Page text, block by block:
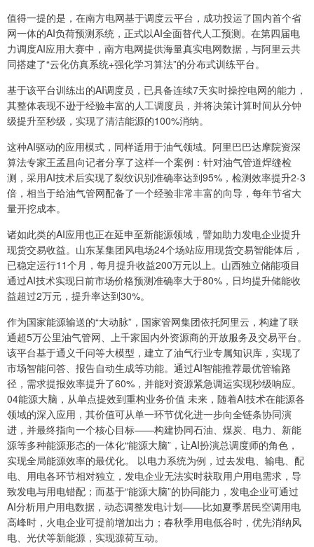
值得一提的是，在南方电网基于调度云平台，成功投运了国内首个省
网一体的AI负荷预测系统，正式以AI全面替代人工预测。在第四届电
力调度AI应用大赛中，南方电网提供海量真实电网数据，与阿里云共
同搭建了“云化仿真系统+强化学习算法”的分布式训练平台。
基于该平台训练出的AI调度员，已具备连续7天实时操控电网的能力，
其整体表现不逊于经验丰富的人工调度员，并将决策计算时间从分钟
级提升至秒级，实现了清洁能源的100%消纳。
这种AI驱动的应用模式，同样适用于油气领域。阿里巴巴达摩院资深
算法专家王孟昌向记者分享了这样一个案例：针对油气管道焊缝检
测，采用AI技术后实现了裂纹识别准确率达到95%，检测效率提升2-3
倍，相当于给油气管网配备了一个经验非常丰富的向导，每年节省大
量开挖成本。
诸如此类的AI应用也正在延申至新能源领域，譬如助力发电企业提升
现货交易收益。山东某集团风电场24个场站应用现货交易智能体后，
已稳定运行11个月，每月提升收益200万元以上。山西独立储能项目
通过AI技术实现日前市场价格预测准确率大于80%，日均提升储能收
益超过2万元，提升率达到30%。
作为国家能源输送的“大动脉”，国家管网集团依托阿里云，构建了联
通超5万公里油气管网、上千家国内外资源商的开放服务及交易平台。
该平台基于通义千问等大模型，建立了油气行业专属知识库，实现了
市场智能问答、报告自动生成等功能。通过AI智能推荐最优管输路
径，需求提报效率提升了60%，并能对资源紧急调运实现秒级响应。
04能源大脑，从单点提效到重构业务价值 未来，随着AI技术在能源各
领域的深入应用，其价值可从单一环节优化进一步向全链条协同演
进，并最终指向一个核心目标——构建协同石油、煤炭、电力、新能
源等多种能源形态的一体化“能源大脑”，让AI扮演总调度师的角色，
实现全局能源效率的最优化。 以电力系统为例，过去发电、输电、配
电、用电各环节相对独立，发电企业无法实时获取用户用电需求，导
致发电与用电错配；而基于“能源大脑”的协同能力，发电企业可通过
AI分析用户用电数据，动态调整发电计划——比如夏季居民空调用电
高峰时，火电企业可提前增加出力；春秋季用电低谷时，优先消纳风
电、光伏等新能源，实现源荷互动。